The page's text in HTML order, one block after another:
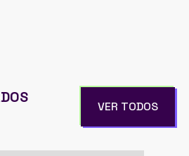
VER TODOS